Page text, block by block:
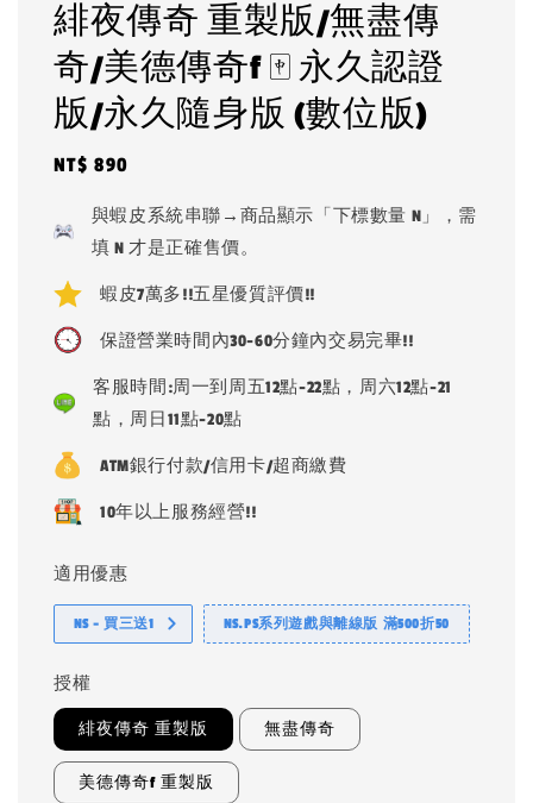
緋夜傳奇 重製版/無盡傳
奇/美德傳奇f 🀄 永久認證
版/永久隨身版 (數位版)
Regular
NT$ 890
與蝦皮系統串聯→商品顯示「下標數量 N」，需
填 N 才是正確售價。
蝦皮7萬多!!五星優質評價!!
保證營業時間內30-60分鐘內交易完畢!!
客服時間:周一到周五12點-22點，周六12點-21
點，周日11點-20點
ATM銀行付款/信用卡/超商繳費
10年以上服務經營!!
適用優惠
NS - 買三送1 NS.PS系列遊戲與離線版 滿500折50
授權
緋夜傳奇 重製版 無盡傳奇
美德傳奇f 重製版